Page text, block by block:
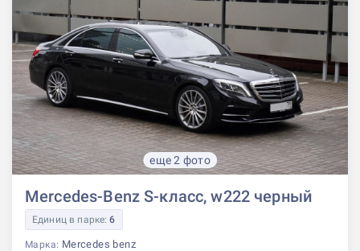
еще 2 фото
Mercedes-Benz S-класс, w222 черный
Единиц в парке:6
Марка: Mercedes benz